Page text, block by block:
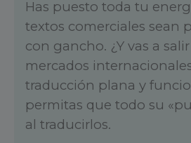
Has puesto toda tu
textos comerciales sean
con gancho. ¿Y vas a
mercados
traducción plana y
permitas que todo su
al traducirlos.